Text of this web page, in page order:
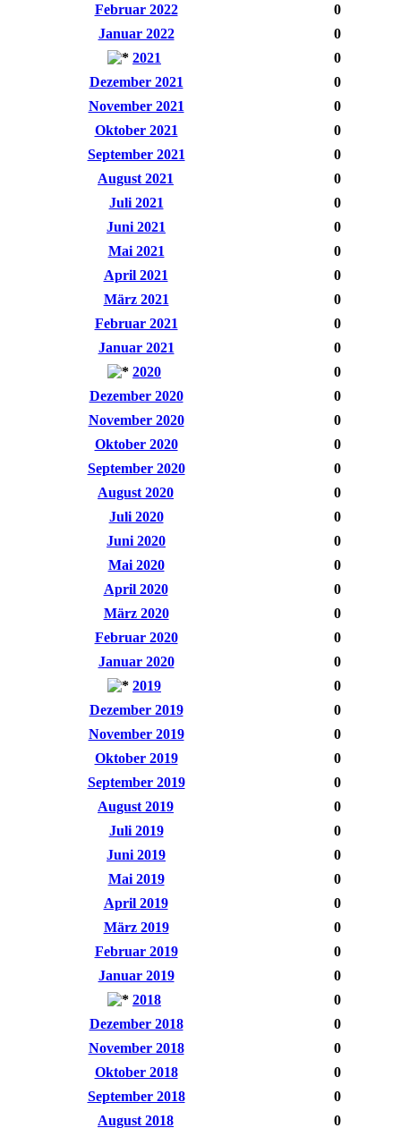
Februar 2022
0
Januar 2022
0
2021
0
Dezember 2021
0
November 2021
0
Oktober 2021
0
September 2021
0
August 2021
0
Juli 2021
0
Juni 2021
0
Mai 2021
0
April 2021
0
März 2021
0
Februar 2021
0
Januar 2021
0
2020
0
Dezember 2020
0
November 2020
0
Oktober 2020
0
September 2020
0
August 2020
0
Juli 2020
0
Juni 2020
0
Mai 2020
0
April 2020
0
März 2020
0
Februar 2020
0
Januar 2020
0
2019
0
Dezember 2019
0
November 2019
0
Oktober 2019
0
September 2019
0
August 2019
0
Juli 2019
0
Juni 2019
0
Mai 2019
0
April 2019
0
März 2019
0
Februar 2019
0
Januar 2019
0
2018
0
Dezember 2018
0
November 2018
0
Oktober 2018
0
September 2018
0
August 2018
0